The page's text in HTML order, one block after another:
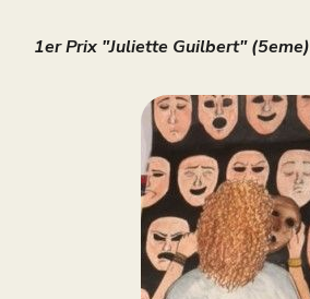
1er Prix "Juliette Guilbert" (5eme)